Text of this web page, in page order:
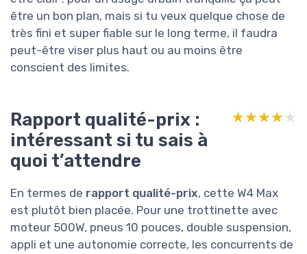
être un bon plan, mais si tu veux quelque chose de
très fini et super fiable sur le long terme, il faudra
peut-être viser plus haut ou au moins être
conscient des limites.
Rapport qualité-prix :
intéressant si tu sais à
quoi t’attendre
★★★★★
★★★★★
En termes de rapport qualité-prix, cette W4 Max
est plutôt bien placée. Pour une trottinette avec
moteur 500W, pneus 10 pouces, double suspension,
appli et une autonomie correcte, les concurrents de